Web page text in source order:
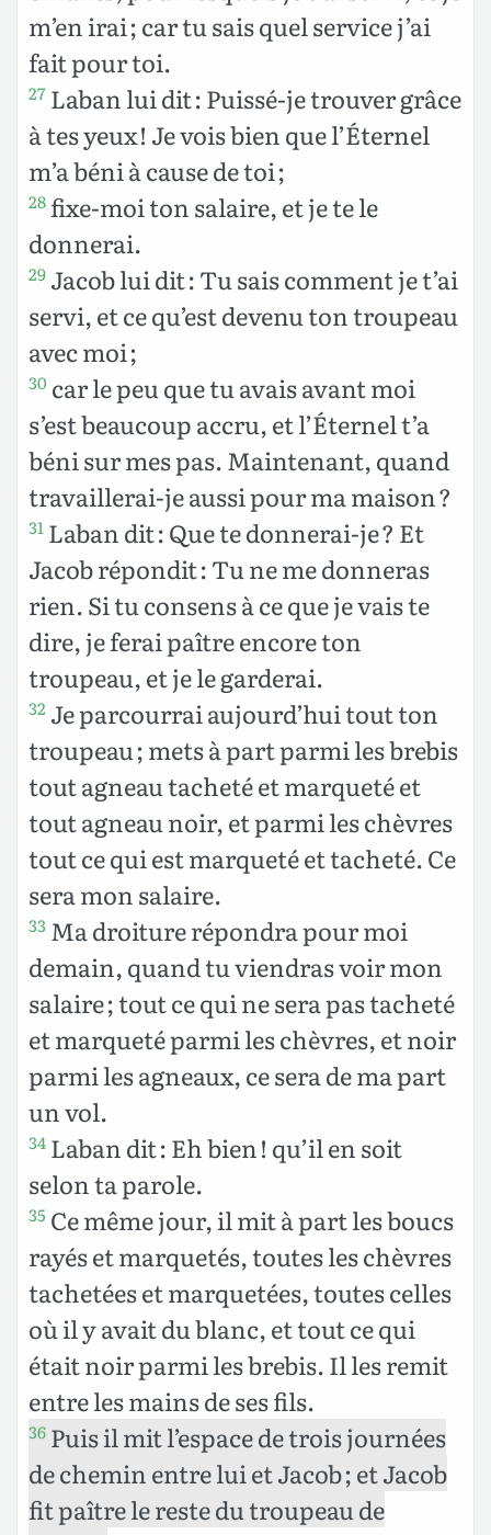
m’en irai ; car tu sais quel service j’ai
fait pour toi.
27 Laban lui dit : Puissé-je trouver grâce
à tes yeux ! Je vois bien que l’Éternel
m’a béni à cause de toi ;
28 fixe-moi ton salaire, et je te le
donnerai.
29 Jacob lui dit : Tu sais comment je t’ai
servi, et ce qu’est devenu ton troupeau
avec moi ;
30 car le peu que tu avais avant moi
s’est beaucoup accru, et l’Éternel t’a
béni sur mes pas. Maintenant, quand
travaillerai-je aussi pour ma maison ?
31 Laban dit : Que te donnerai-je ? Et
Jacob répondit : Tu ne me donneras
rien. Si tu consens à ce que je vais te
dire, je ferai paître encore ton
troupeau, et je le garderai.
32 Je parcourrai aujourd’hui tout ton
troupeau ; mets à part parmi les brebis
tout agneau tacheté et marqueté et
tout agneau noir, et parmi les chèvres
tout ce qui est marqueté et tacheté. Ce
sera mon salaire.
33 Ma droiture répondra pour moi
demain, quand tu viendras voir mon
salaire ; tout ce qui ne sera pas tacheté
et marqueté parmi les chèvres, et noir
parmi les agneaux, ce sera de ma part
un vol.
34 Laban dit : Eh bien ! qu’il en soit
selon ta parole.
35 Ce même jour, il mit à part les boucs
rayés et marquetés, toutes les chèvres
tachetées et marquetées, toutes celles
où il y avait du blanc, et tout ce qui
était noir parmi les brebis. Il les remit
entre les mains de ses fils.
36 Puis il mit l’espace de trois journées
de chemin entre lui et Jacob ; et Jacob
fit paître le reste du troupeau de